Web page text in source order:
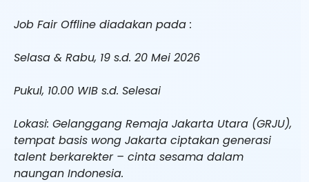
Job Fair Offline diadakan pada :
Selasa & Rabu, 19 s.d. 20 Mei 2026
Pukul, 10.00 WIB s.d. Selesai
Lokasi: Gelanggang Remaja Jakarta Utara (GRJU),
tempat basis wong Jakarta ciptakan generasi
talent berkarekter – cinta sesama dalam
naungan Indonesia.